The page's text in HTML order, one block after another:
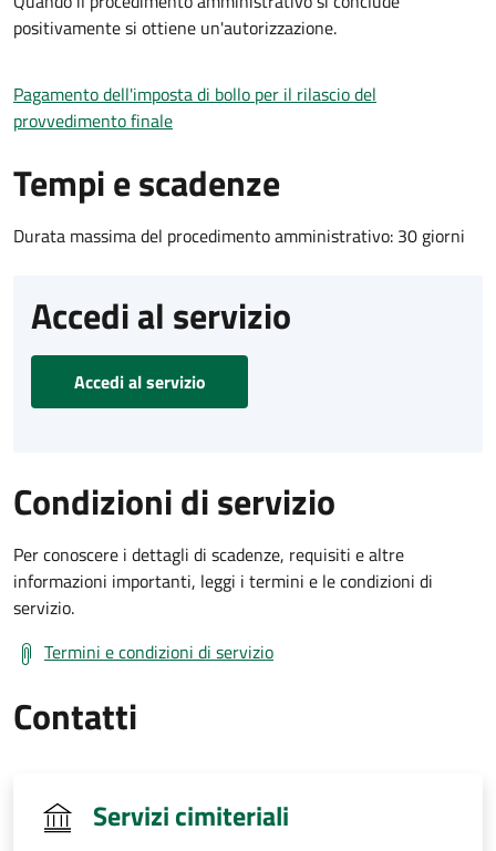
positivamente si ottiene un'autorizzazione.
Pagamento dell'imposta di bollo per il rilascio del
provvedimento finale
Tempi e scadenze
Durata massima del procedimento amministrativo: 30 giorni
Accedi al servizio
Accedi al servizio
Condizioni di servizio
Per conoscere i dettagli di scadenze, requisiti e altre
informazioni importanti, leggi i termini e le condizioni di
servizio.
Termini e condizioni di servizio
Contatti
Servizi cimiteriali